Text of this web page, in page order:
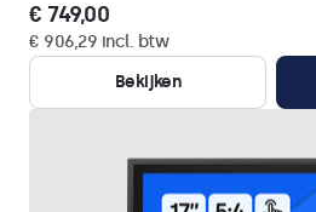
€ 749,00
€ 906,29 incl. btw
Bekijken